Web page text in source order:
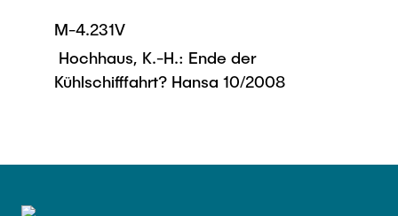
M-4.231V
Hochhaus, K.-H.: Ende der
Kühlschifffahrt? Hansa 10/2008